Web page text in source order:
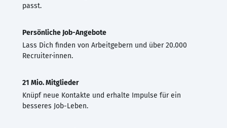
passt.
Persönliche Job-Angebote
Lass Dich finden von Arbeitgebern und über 20.000
Recruiter·innen.
21 Mio. Mitglieder
Knüpf neue Kontakte und erhalte Impulse für ein
besseres Job-Leben.